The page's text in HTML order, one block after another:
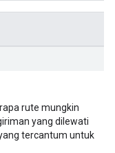
rute mungkin
yang dilewati
tercantum untuk